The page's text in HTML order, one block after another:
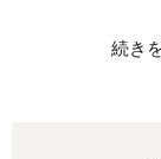
続き